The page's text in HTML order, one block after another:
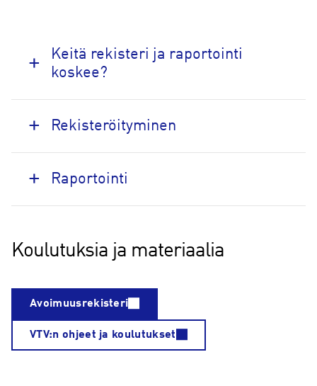
Keitä rekisteri ja raportointi
koskee?
Rekisteröityminen
Raportointi
Koulutuksia ja materiaalia
Avoimuusrekisteri
VTV:n ohjeet ja koulutukset